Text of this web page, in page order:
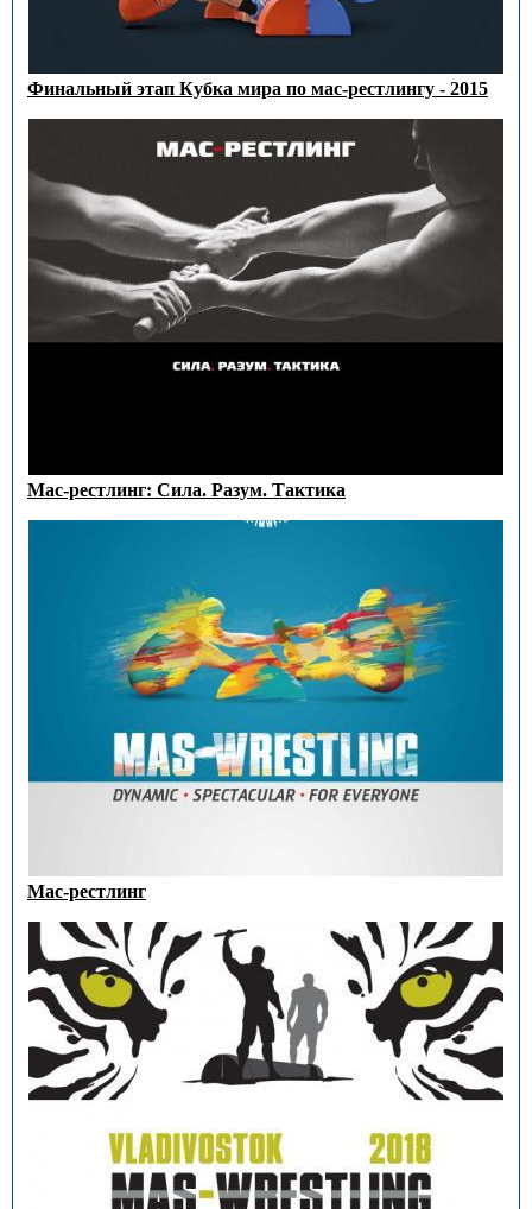
Финальный этап Кубка мира по мас-рестлингу - 2015
Мас-рестлинг: Сила. Разум. Тактика
Мас-рестлинг